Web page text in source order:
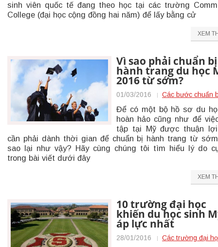
sinh viên quốc tế đang theo học tại các trường
College (đại học cộng đồng hai năm) để lấy bằng cử
XEM
Vì sao phải chuẩn bị
hành trang du học
2016 từ sớm?
01/03/2016 Các bước chuẩn
Để có một bộ hồ sơ du
hoàn hảo cũng như để
tập tại Mỹ được thuận
cần phải dành thời gian để chuẩn bị hành trang từ
sao lại như vậy? Hãy cùng chúng tôi tìm hiểu lý do
trong bài viết dưới đây
XEM
10 trường đại học
khiến du học sinh
áp lực nhất
28/01/2016 Các trường đại